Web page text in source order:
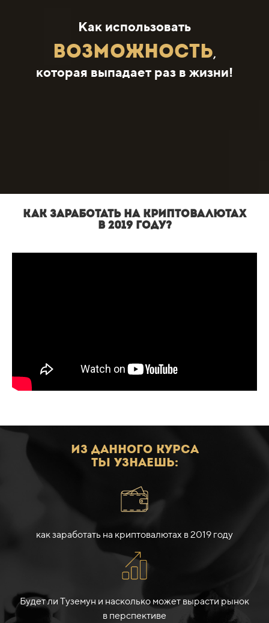
Как использовать
Возможность,
которая выпадает раз в жизни!
Как заработать на криптовалютах
в 2019 году?
ИЗ ДАННОГО КУРСА
ТЫ УЗНАЕШЬ:
как заработать на криптовалютах в 2019 году
Будет ли Туземун и насколько может вырасти рынок
в перспективе